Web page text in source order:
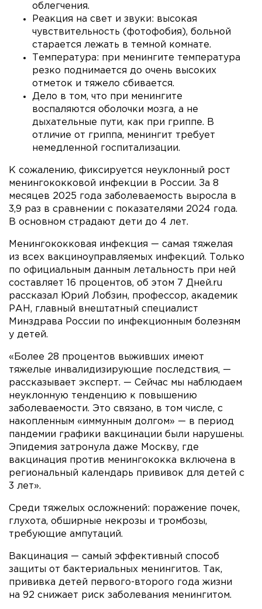
облегчения.
Реакция на свет и звуки: высокая
чувствительность (фотофобия), больной
старается лежать в темной комнате.
Температура: при менингите температура
резко поднимается до очень высоких
отметок и тяжело сбивается.
Дело в том, что при менингите
воспаляются оболочки мозга, а не
дыхательные пути, как при гриппе. В
отличие от гриппа, менингит требует
немедленной госпитализации.
К сожалению, фиксируется неуклонный рост
менингококковой инфекции в России. За 8
месяцев 2025 года заболеваемость выросла в
3,9 раз в сравнении с показателями 2024 года.
В основном страдают дети до 4 лет.
Менингококковая инфекция — самая тяжелая
из всех вакциноуправляемых инфекций. Только
по официальным данным летальность при ней
составляет 16 процентов, об этом 7 Дней.ru
рассказал Юрий Лобзин, профессор, академик
РАН, главный внештатный специалист
Минздрава России по инфекционным болезням
у детей.
«Более 28 процентов выживших имеют
тяжелые инвалидизирующие последствия, —
рассказывает эксперт. — Сейчас мы наблюдаем
неуклонную тенденцию к повышению
заболеваемости. Это связано, в том числе, с
накопленным «иммунным долгом» — в период
пандемии графики вакцинации были нарушены.
Эпидемия затронула даже Москву, где
вакцинация против менингококка включена в
региональный календарь прививок для детей с
3 лет».
Среди тяжелых осложнений: поражение почек,
глухота, обширные некрозы и тромбозы,
требующие ампутаций.
Вакцинация — самый эффективный способ
защиты от бактериальных менингитов. Так,
прививка детей первого-второго года жизни
на 92 снижает риск заболевания менингитом.